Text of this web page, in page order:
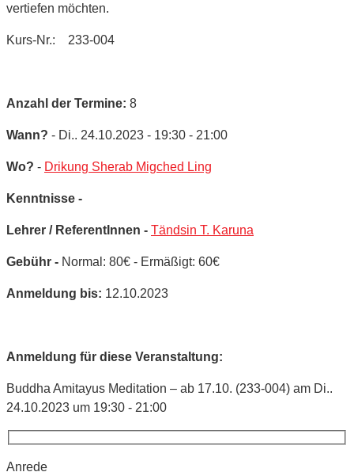
vertiefen möchten.
Kurs-Nr.: 233-004
Anzahl der Termine: 8
Wann? - Di.. 24.10.2023 - 19:30 - 21:00
Wo? - Drikung Sherab Migched Ling
Kenntnisse -
Lehrer / ReferentInnen - Tändsin T. Karuna
Gebühr - Normal: 80€ - Ermäßigt: 60€
Anmeldung bis: 12.10.2023
Anmeldung für diese Veranstaltung:
Buddha Amitayus Meditation – ab 17.10. (233-004) am Di..
24.10.2023 um 19:30 - 21:00
Anrede